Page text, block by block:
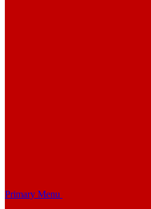
Primary Menu